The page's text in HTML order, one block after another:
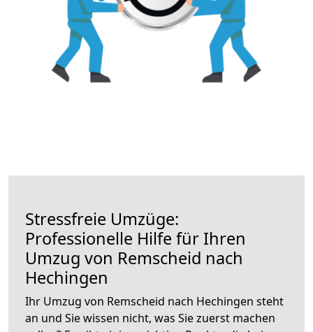
Stressfreie Umzüge:
Professionelle Hilfe für Ihren
Umzug von Remscheid nach
Hechingen
Ihr Umzug von Remscheid nach Hechingen steht
an und Sie wissen nicht, was Sie zuerst machen